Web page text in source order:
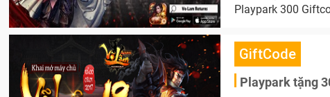
Playpark 300
GiftCode
Playpark tặng